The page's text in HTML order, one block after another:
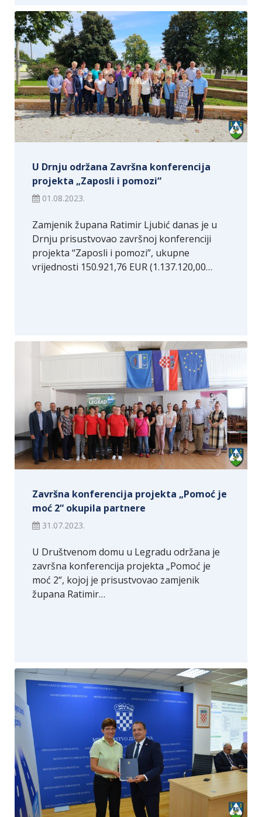
U Drnju održana Završna konferencija
projekta „Zaposli i pomozi“
01.08.2023.
Zamjenik župana Ratimir Ljubić danas je u
Drnju prisustvovao završnoj konferenciji
projekta “Zaposli i pomozi”, ukupne
vrijednosti 150.921,76 EUR (1.137.120,00…
Završna konferencija projekta „Pomoć je
moć 2“ okupila partnere
31.07.2023.
U Društvenom domu u Legradu održana je
završna konferencija projekta „Pomoć je
moć 2“, kojoj je prisustvovao zamjenik
župana Ratimir…